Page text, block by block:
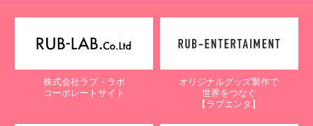
株式会社ラブ・ラボ
コーポレートサイト
オリジナルグッズ製作で
世界をつなぐ
【ラブエンタ】